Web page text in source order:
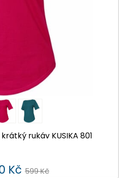
rukáv KUSIKA 801
Kč 599 Kč